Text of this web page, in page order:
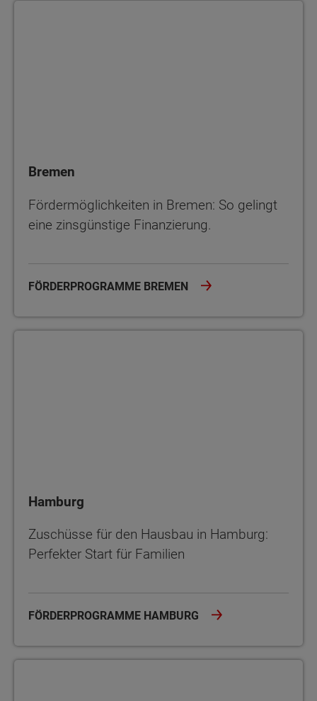
Bremen
Fördermöglichkeiten in Bremen: So gelingt
eine zinsgünstige Finanzierung.
FÖRDERPROGRAMME BREMEN
Hamburg
Zuschüsse für den Hausbau in Hamburg:
Perfekter Start für Familien
FÖRDERPROGRAMME HAMBURG